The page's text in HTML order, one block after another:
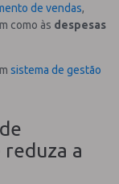
de vendas,
como às despesas
sistema de gestão
a